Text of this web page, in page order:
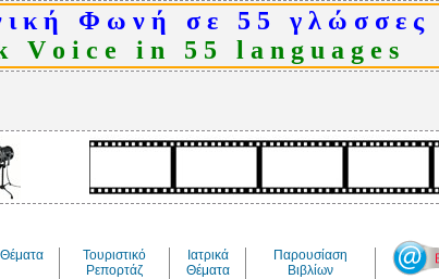
κ ή Φ ω ν ή σ ε 5 5 γ λ ώ σ σ ε ς
V o i c e i n 5 5 l a n g u a g e s
Θέματα
Τουριστικό
Ρεπορτάζ
Ιατρικά
Θέματα
Παρουσίαση
Βιβλίων